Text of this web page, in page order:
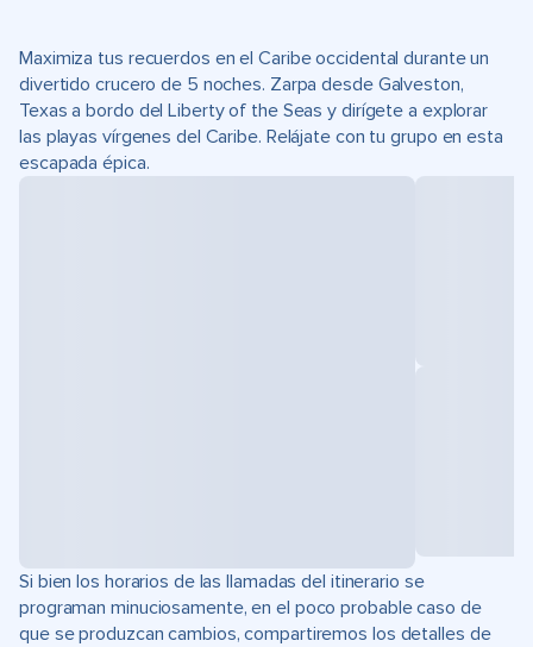
Maximiza tus recuerdos en el Caribe occidental durante un
divertido crucero de 5 noches. Zarpa desde Galveston,
Texas a bordo del Liberty of the Seas y dirígete a explorar
las playas vírgenes del Caribe. Relájate con tu grupo en esta
escapada épica.
Si bien los horarios de las llamadas del itinerario se
programan minuciosamente, en el poco probable caso de
que se produzcan cambios, compartiremos los detalles de